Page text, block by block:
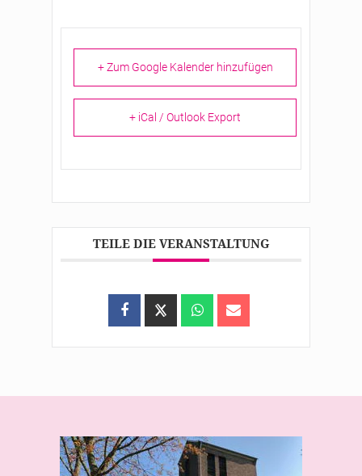
+ Zum Google Kalender hinzufügen
+ iCal / Outlook Export
TEILE DIE VERANSTALTUNG